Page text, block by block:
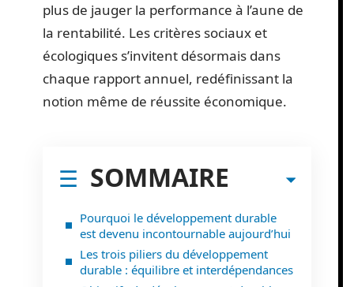
plus de jauger la performance à l’aune de
la rentabilité. Les critères sociaux et
écologiques s’invitent désormais dans
chaque rapport annuel, redéfinissant la
notion même de réussite économique.
SOMMAIRE
Pourquoi le développement durable
est devenu incontournable aujourd’hui
Les trois piliers du développement
durable : équilibre et interdépendances